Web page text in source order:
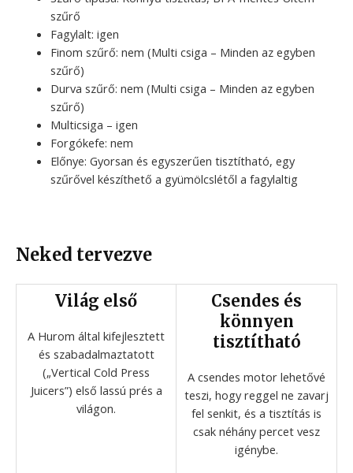
szűrő
Fagylalt: igen
Finom szűrő: nem (Multi csiga – Minden az egyben
szűrő)
Durva szűrő: nem (Multi csiga – Minden az egyben
szűrő)
Multicsiga – igen
Forgókefe: nem
Előnye: Gyorsan és egyszerűen tisztítható, egy
szűrővel készíthető a gyümölcslétől a fagylaltig
Neked tervezve
Világ első
A Hurom által kifejlesztett
és szabadalmaztatott
(„Vertical Cold Press
Juicers”) első lassú prés a
világon.
Csendes és
könnyen
tisztítható
A csendes motor lehetővé
teszi, hogy reggel ne zavarj
fel senkit, és a tisztítás is
csak néhány percet vesz
igénybe.